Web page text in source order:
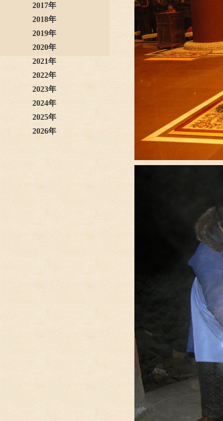
2017年
2018年
2019年
2020年
2021年
2022年
2023年
2024年
2025年
2026年